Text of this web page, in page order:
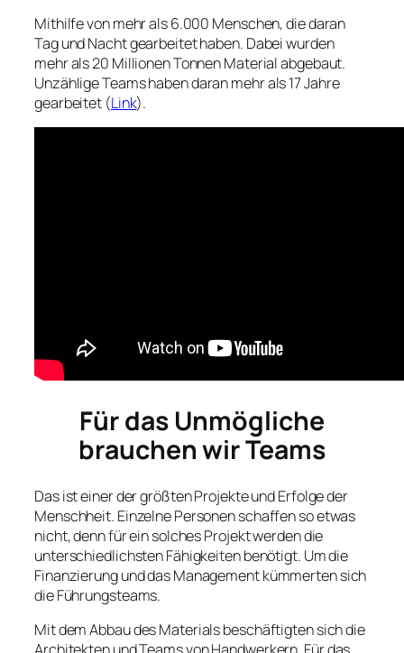
Mithilfe von mehr als 6.000 Menschen, die daran
Tag und Nacht gearbeitet haben. Dabei wurden
mehr als 20 Millionen Tonnen Material abgebaut.
Unzählige Teams haben daran mehr als 17 Jahre
gearbeitet (Link).
Für das Unmögliche
brauchen wir Teams
Das ist einer der größten Projekte und Erfolge der
Menschheit. Einzelne Personen schaffen so etwas
nicht, denn für ein solches Projekt werden die
unterschiedlichsten Fähigkeiten benötigt. Um die
Finanzierung und das Management kümmerten sich
die Führungsteams.
Mit dem Abbau des Materials beschäftigten sich die